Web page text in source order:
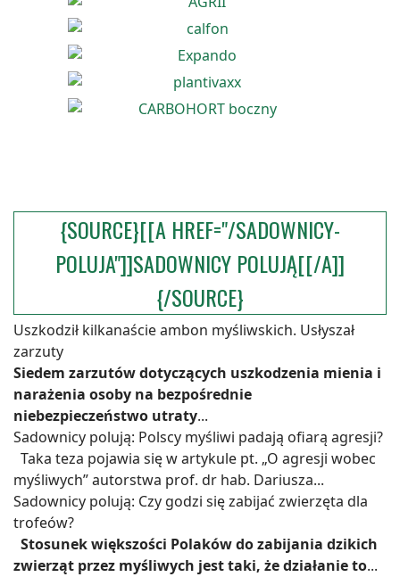
{SOURCE}[[A HREF="/SADOWNICY-
POLUJA"]]SADOWNICY POLUJĄ[[/A]]
{/SOURCE}
Uszkodził kilkanaście ambon myśliwskich. Usłyszał
zarzuty
Siedem zarzutów dotyczących uszkodzenia mienia i
narażenia osoby na bezpośrednie
niebezpieczeństwo utraty...
Sadownicy polują: Polscy myśliwi padają ofiarą agresji?
Taka teza pojawia się w artykule pt. „O agresji wobec
myśliwych” autorstwa prof. dr hab. Dariusza...
Sadownicy polują: Czy godzi się zabijać zwierzęta dla
trofeów?
Stosunek większości Polaków do zabijania dzikich
zwierząt przez myśliwych jest taki, że działanie to...